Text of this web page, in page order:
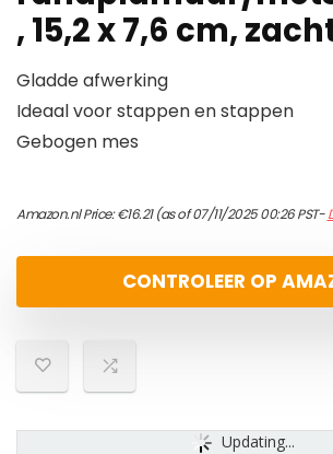
, 15,2 x 7,6 cm,
Gladde afwerking
Ideaal voor stappen en stappen
Gebogen mes
Amazon.nl Price:€16.21(as of 07/11/2025 00:26 PST-
CONTROLEER OP
Updating...